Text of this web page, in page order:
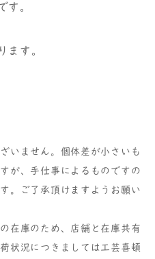
す。
ます。
いません。個体差が小さいも
が、手仕事によるものですの
。ご了承頂けますようお願い
在庫のため、店舗と在庫共有
状況につきましては工芸喜頓